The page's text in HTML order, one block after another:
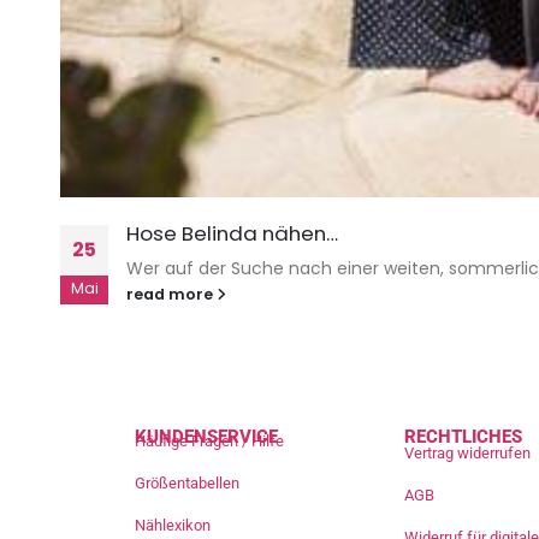
25
Mai
Hose Belinda nähen…
Wer auf der Suche nach einer weiten,
read more
KUNDENSERVICE
Häufige Fragen / Hilfe
Größentabellen
Nählexikon
RECHTLICHES
Vertrag widerrufen
AGB